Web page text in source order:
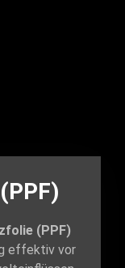
(PPF)
effektiv vor